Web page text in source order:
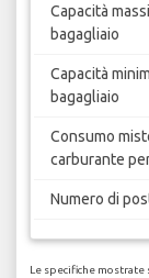
Capacità
bagagliaio
Capacità
bagagliaio
Consumo
carburante
Numero di
Le specifiche